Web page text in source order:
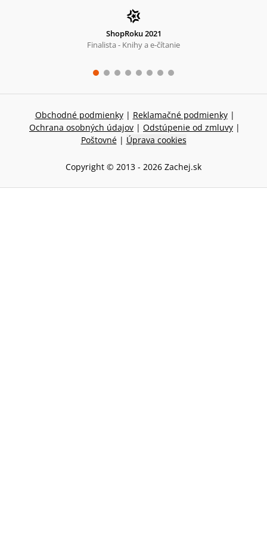
ShopRoku 2021
Finalista - Knihy a e-čítanie
Obchodné podmienky | Reklamačné podmienky |
Ochrana osobných údajov | Odstúpenie od zmluvy |
Poštovné | Úprava cookies
Copyright © 2013 - 2026 Zachej.sk